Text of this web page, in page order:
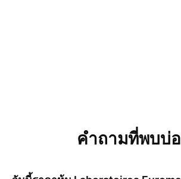
คำถามที่พบบ่